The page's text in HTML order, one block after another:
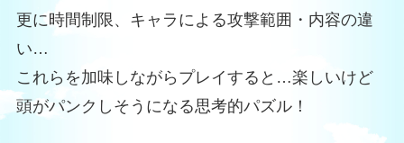
更に時間制限、キャラによる攻撃範囲・内容の違
い…
これらを加味しながらプレイすると…楽しいけど
頭がパンクしそうになる思考的パズル！